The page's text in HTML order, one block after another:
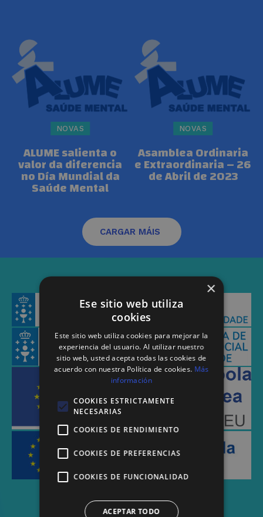
NOVAS
ALUME salienta o
valor da diferencia
no Día Mundial da
Saúde Mental
NOVAS
Asamblea Ordinaria
e Extraordinaria – 26
de Abril de 2023
CARGAR MÁIS
×
Ese sitio web utiliza
cookies
Este sitio web utiliza cookies para mejorar la
experiencia del usuario. Al utilizar nuestro
sitio web, usted acepta todas las cookies de
acuerdo con nuestra Política de cookies. Más
información
COOKIES ESTRICTAMENTE
NECESARIAS
COOKIES DE RENDIMIENTO
COOKIES DE PREFERENCIAS
COOKIES DE FUNCIONALIDAD
ACEPTAR TODO